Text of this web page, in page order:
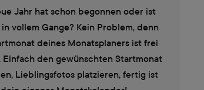
Jahr hat schon begonnen oder ist
vollem Gange? Kein Problem, denn
deines Monatsplaners ist frei
Einfach den gewünschten Startmonat
Lieblingsfotos platzieren, fertig ist